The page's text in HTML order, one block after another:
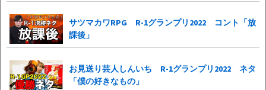
サツマカワRPG R-1グランプリ2022 コント「放
課後」
お見送り芸人しんいち R-1グランプリ2022 ネタ
「僕の好きなもの」